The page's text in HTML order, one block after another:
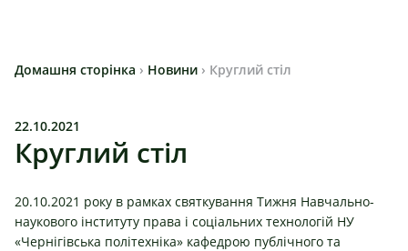
Домашня сторінка › Новини › Круглий стіл
22.10.2021
Круглий стіл
20.10.2021 року в рамках святкування Тижня Навчально-
наукового інституту права і соціальних технологій НУ
«Чернігівська політехніка» кафедрою публічного та